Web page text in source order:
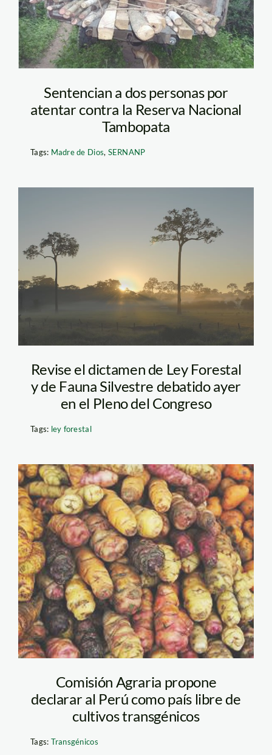
Sentencian a dos personas por
atentar contra la Reserva Nacional
Tambopata
Tags: Madre de Dios, SERNANP
Revise el dictamen de Ley Forestal
y de Fauna Silvestre debatido ayer
en el Pleno del Congreso
Tags: ley forestal
transgenicos_conveagro
Comisión Agraria propone
declarar al Perú como país libre de
cultivos transgénicos
Tags: Transgénicos